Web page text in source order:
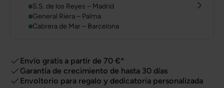
S.S. de los Reyes – Madrid
General Riera – Palma
Cabrera de Mar – Barcelona
Envío gratis a partir de 70 €*
Garantía de crecimiento de hasta 30 días
Envoltorio para regalo y dedicatoria personalizada